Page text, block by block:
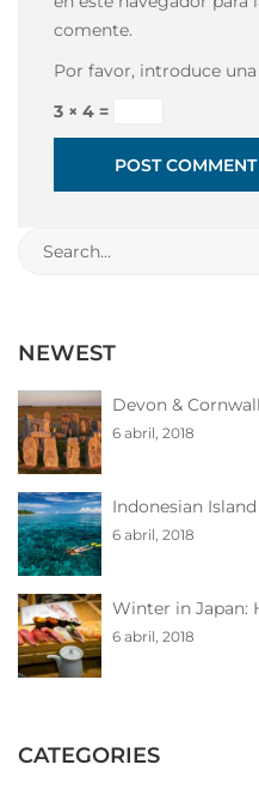
comente.
Por favor, introduce
3 × 4 =
Search
NEWEST
Devon & Cornwall
6 abril, 2018
Indonesian
6 abril, 2018
Winter in Japan:
6 abril, 2018
CATEGORIES